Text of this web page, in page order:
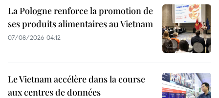
La Pologne renforce la promotion de
ses produits alimentaires au Vietnam
07/08/2026 04:12
Le Vietnam accélère dans la course
aux centres de données